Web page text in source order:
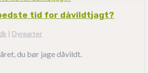
tid for dåvildtjagt?
| Dyrearter
du bør jage dåvildt.